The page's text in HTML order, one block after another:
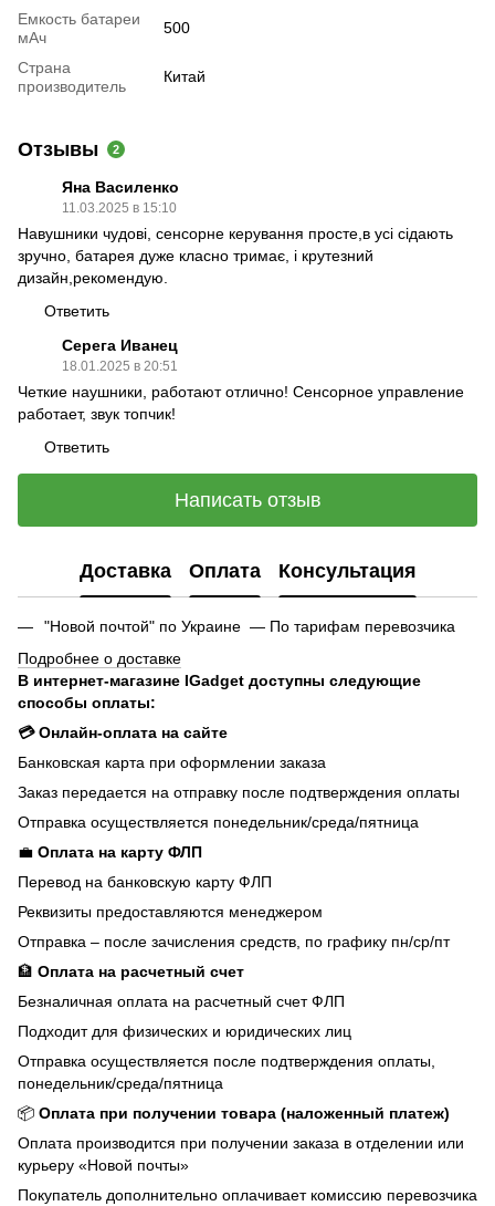
Емкость батареи
мАч
500
Страна
производитель
Китай
Отзывы 2
Яна Василенко
11.03.2025 в 15:10
Навушники чудові, сенсорне керування просте,в усі сідають
зручно, батарея дуже класно тримає, і крутезний
дизайн,рекомендую.
Ответить
Серега Иванец
18.01.2025 в 20:51
Четкие наушники, работают отлично! Сенсорное управление
работает, звук топчик!
Ответить
Написать отзыв
Доставка Оплата Консультация
"Новой почтой" по Украине — По тарифам перевозчика
Подробнее о доставке
В интернет-магазине IGadget доступны следующие
способы оплаты:
💳 Онлайн-оплата на сайте
Банковская карта при оформлении заказа
Заказ передается на отправку после подтверждения оплаты
Отправка осуществляется понедельник/среда/пятница
💼 Оплата на карту ФЛП
Перевод на банковскую карту ФЛП
Реквизиты предоставляются менеджером
Отправка – после зачисления средств, по графику пн/ср/пт
🏦 Оплата на расчетный счет
Безналичная оплата на расчетный счет ФЛП
Подходит для физических и юридических лиц
Отправка осуществляется после подтверждения оплаты,
понедельник/среда/пятница
📦 Оплата при получении товара (наложенный платеж)
Оплата производится при получении заказа в отделении или
курьеру «Новой почты»
Покупатель дополнительно оплачивает комиссию перевозчика